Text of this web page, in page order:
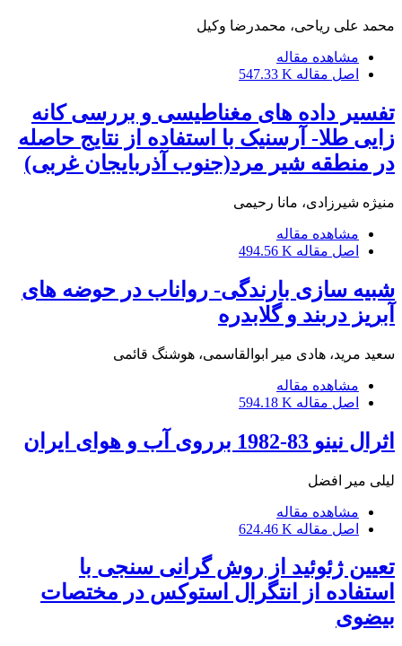
محمد علی ریاحی، محمدرضا وکیل
مشاهده مقاله
اصل مقاله 547.33 K
تفسیر داده های مغناطیسی و بررسی کانه
زایی طلا- آرسنیک با استفاده از نتایج حاصله
در منطقه شیر مرد(جنوب آذربایجان غربی)
منیژه شیرزادی، مانا رحیمی
مشاهده مقاله
اصل مقاله 494.56 K
شبیه سازی بارندگی- رواناب در حوضه های
آبریز دربند و گلابدره
سعید مرید، هادی میر ابوالقاسمی، هوشنگ قائمی
مشاهده مقاله
اصل مقاله 594.18 K
اثرال نینو 83-1982 برروی آب و هوای ایران
لیلی میر افضل
مشاهده مقاله
اصل مقاله 624.46 K
تعیین ژئوئید از روش گرانی سنجی با
استفاده از انتگرال استوکس در مختصات
بیضوی